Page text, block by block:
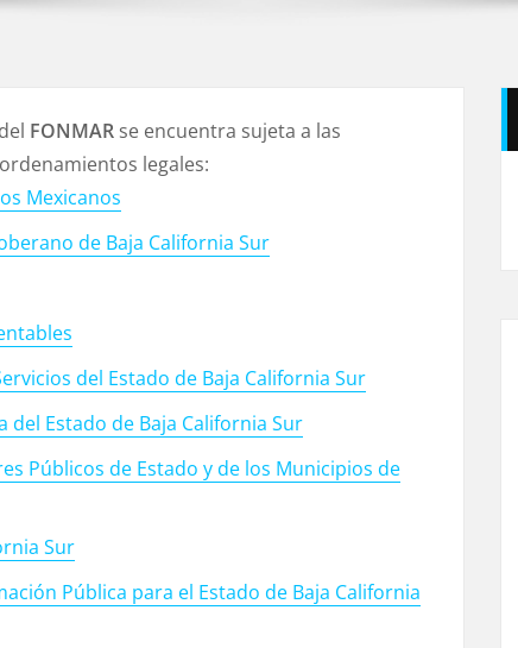
FONMAR se encuentra sujeta a las
legales:
Mexicanos
de Baja California Sur
del Estado de Baja California Sur
del Estado de Baja California Sur
Públicos de Estado y de los Municipios de
Sur
Pública para el Estado de Baja California